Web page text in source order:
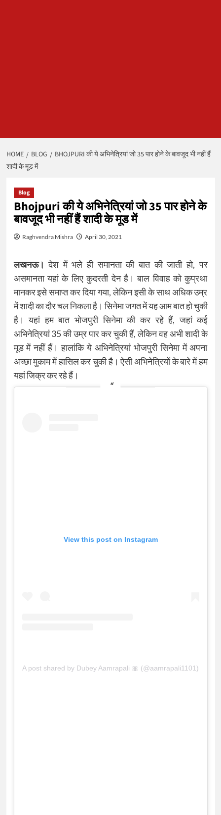
HOME BLOG
BHOJPURI की ये अभिनेत्रियां जो 35 पार होने के बावजूद भी नहीं हैं
शादी के मूड में
Blog
Bhojpuri की ये अभिनेत्रियां जो 35 पार होने के
बावजूद भी नहीं हैं शादी के मूड में
Raghvendra Mishra April 30, 2021
लखनऊ। देश में भले ही समानता की बात की जाती हो, पर
असमानता यहां के लिए कुदरती देन है। बाल विवाह को कुप्रथा
मानकर इसे समाप्त कर दिया गया, लेकिन इसी के साथ अधिक उम्र
में शादी का दौर चल निकला है। सिनेमा जगत में यह आम बात हो चुकी
है। यहां हम बात भोजपुरी सिनेमा की कर रहे हैं, जहां कई
अभिनेत्रियां 35 की उम्र पार कर चुकी हैं, लेकिन वह अभी शादी के
मूड में नहीं हैं। हालांकि ये अभिनेत्रियां भोजपुरी सिनेमा में अपना
अच्छा मुकाम में हासिल कर चुकी है। ऐसी अभिनेत्रियों के बारे में हम
यहां जिक्र कर रहे हैं।
View this post on Instagram
A post shared by Dubey Aamrapali 🎀 (@aamrapali1101)